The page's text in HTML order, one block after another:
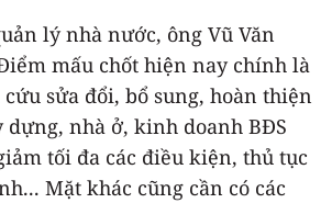
lý nhà nước, ông Vũ Văn
mấu chốt hiện nay chính là
sửa đổi, bổ sung, hoàn thiện
dựng, nhà ở, kinh doanh BĐS
tối đa các điều kiện, thủ tục
Mặt khác cũng cần có các